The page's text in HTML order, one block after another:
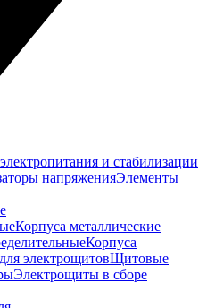
и стабилизации
напряженияЭлементы
Корпуса металлические
Корпуса
электрощитовЩитовые
Электрощиты в сборе